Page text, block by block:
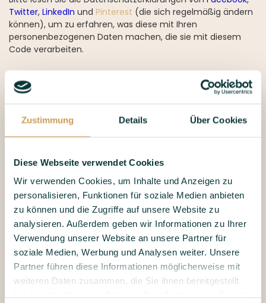
Zustimmung Details Über Cookies
Diese Webseite verwendet Cookies
Wir verwenden Cookies, um Inhalte und Anzeigen zu
personalisieren, Funktionen für soziale Medien anbieten
zu können und die Zugriffe auf unsere Website zu
analysieren. Außerdem geben wir Informationen zu Ihrer
Verwendung unserer Website an unsere Partner für
soziale Medien, Werbung und Analysen weiter. Unsere
Partner führen diese Informationen möglicherweise mit
weiteren Daten zusammen, die Sie ihnen bereitgestellt
Twitter, LinkedIn und Pinterest (die sich regelmäßig ändern
können), um zu erfahren, was diese mit Ihren
personenbezogenen Daten machen, die sie mit diesem
Code verarbeiten.
NEWSLETTER
Neuigkeiten zu unseren Produkten, Dienstleistungen und
anderen Themen zu informieren. Ihre E-Mail-Adresse wird
nur mit Ihrer ausdrücklichen Zustimmung in die Liste der
einen Link, über den Sie selbigen abbestellen können. Die
weitergegeben.
VERWENDUNG VON COOKIES
Wir verwenden Cookies, wenn wir elektronische Dienste
anbieten. Ein Cookie ist eine kleine, einfache Datei, die mit
den Seiten dieser Website gesendet und von Ihrem Browser
auf der Festplatte Ihres Computers gespeichert wird. Wir
verwenden Cookies, um Ihre Einstellungen und Präferenzen